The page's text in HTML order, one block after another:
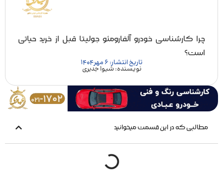
چرا کارشناسی خودرو آلفارومئو جولیتا قبل از خرید حیاتی
است؟
تاریخ انتشار: 6 مهر 1404
نویسنده: شیوا جدیری
مطالبی که در این قسمت میخوانید